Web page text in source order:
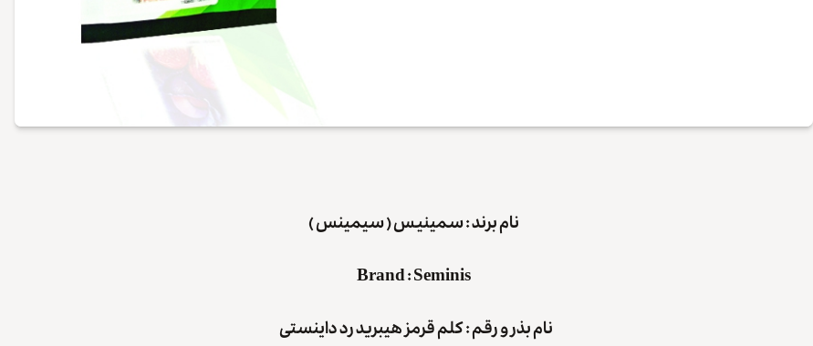
نام برند : سمینیس ( سیمینس )
Brand:Seminis
نام بذر و رقم : کلم قرمز هیبرید رد داینستی